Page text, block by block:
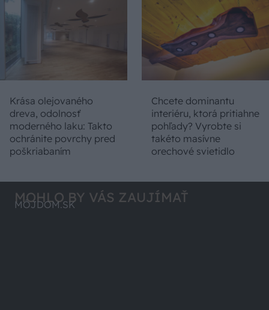
Krása olejovaného
dreva, odolnosť
moderného laku: Takto
ochránite povrchy pred
poškriabaním
Chcete dominantu
interiéru, ktorá pritiahne
pohľady? Vyrobte si
takéto masívne
orechové svietidlo
MOHLO BY VÁS ZAUJÍMAŤ
MÔJDOM.SK